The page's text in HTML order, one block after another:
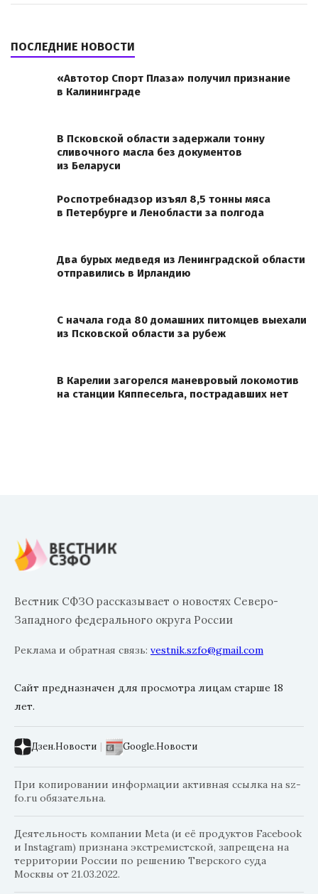
ПОСЛЕДНИЕ НОВОСТИ
«Автотор Спорт Плаза» получил признание
в Калининграде
В Псковской области задержали тонну
сливочного масла без документов
из Беларуси
Роспотребнадзор изъял 8,5 тонны мяса
в Петербурге и Ленобласти за полгода
Два бурых медведя из Ленинградской области
отправились в Ирландию
С начала года 80 домашних питомцев выехали
из Псковской области за рубеж
В Карелии загорелся маневровый локомотив
на станции Кяппесельга, пострадавших нет
Вестник СФЗО рассказывает о новостях Северо-
Западного федерального округа России
Реклама и обратная связь: vestnik.szfo@gmail.com
Сайт предназначен для просмотра лицам старше 18
лет.
Дзен.Новости | Google.Новости
При копировании информации активная ссылка на sz-
fo.ru обязательна.
Деятельность компании Meta (и её продуктов Facebook
и Instagram) признана экстремистской, запрещена на
территории России по решению Тверского суда
Москвы от 21.03.2022.